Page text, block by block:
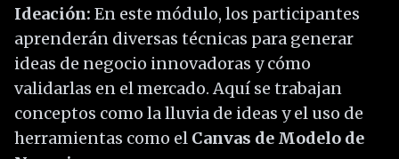
Ideación: En este módulo, los participantes
aprenderán diversas técnicas para generar
ideas de negocio innovadoras y cómo
validarlas en el mercado. Aquí se trabajan
conceptos como la lluvia de ideas y el uso de
herramientas como el Canvas de Modelo de